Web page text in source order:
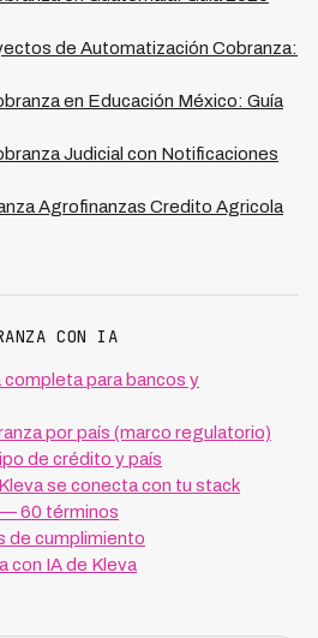
de Automatización Cobranza:
en Educación México: Guía
Judicial con Notificaciones
Agrofinanzas Credito Agricola
CON IA
completa para bancos y
por país (marco regulatorio)
de crédito y país
se conecta con tu stack
60 términos
de cumplimiento
con IA de Kleva